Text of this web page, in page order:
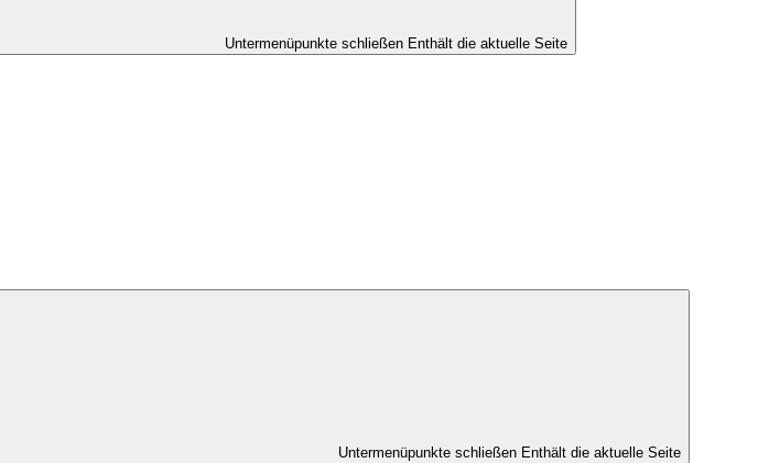
Untermenüpunkte schließen Enthält die aktuelle Seite
Untermenüpunkte schließen Enthält die aktuelle Seite